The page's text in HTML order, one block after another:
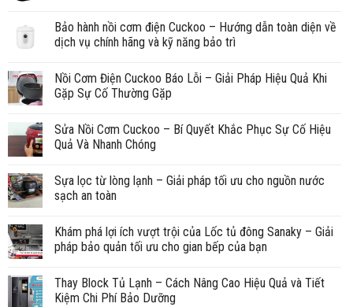
Bảo hành nồi cơm điện Cuckoo – Hướng dẫn toàn diện về
dịch vụ chính hãng và kỹ năng bảo trì
Nồi Cơm Điện Cuckoo Báo Lỗi – Giải Pháp Hiệu Quả Khi
Gặp Sự Cố Thường Gặp
Sửa Nồi Cơm Cuckoo – Bí Quyết Khắc Phục Sự Cố Hiệu
Quả Và Nhanh Chóng
Sựa lọc từ lòng lạnh – Giải pháp tối ưu cho nguồn nước
sạch an toàn
Khám phá lợi ích vượt trội của Lốc tủ đông Sanaky – Giải
pháp bảo quản tối ưu cho gian bếp của bạn
Thay Block Tủ Lạnh – Cách Nâng Cao Hiệu Quả và Tiết
Kiệm Chi Phí Bảo Dưỡng